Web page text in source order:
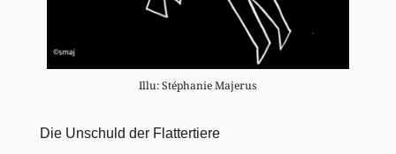
Illu: Stéphanie Majerus
Die Unschuld der Flattertiere